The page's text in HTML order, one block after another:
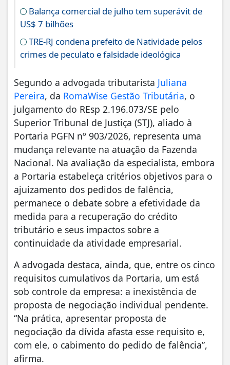
Balança comercial de julho tem superávit de
US$ 7 bilhões
TRE-RJ condena prefeito de Natividade pelos
crimes de peculato e falsidade ideológica
Segundo a advogada tributarista Juliana
Pereira, da RomaWise Gestão Tributária, o
julgamento do REsp 2.196.073/SE pelo
Superior Tribunal de Justiça (STJ), aliado à
Portaria PGFN nº 903/2026, representa uma
mudança relevante na atuação da Fazenda
Nacional. Na avaliação da especialista, embora
a Portaria estabeleça critérios objetivos para o
ajuizamento dos pedidos de falência,
permanece o debate sobre a efetividade da
medida para a recuperação do crédito
tributário e seus impactos sobre a
continuidade da atividade empresarial.
A advogada destaca, ainda, que, entre os cinco
requisitos cumulativos da Portaria, um está
sob controle da empresa: a inexistência de
proposta de negociação individual pendente.
“Na prática, apresentar proposta de
negociação da dívida afasta esse requisito e,
com ele, o cabimento do pedido de falência”,
afirma.